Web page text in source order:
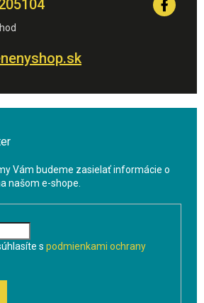
Vám budeme zasielať informácie o
našom e-shope.
s podmienkami ochrany